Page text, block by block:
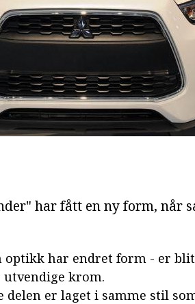
har fått en ny form, når
optikk har endret form - er
utvendige krom.
delen er laget i samme stil